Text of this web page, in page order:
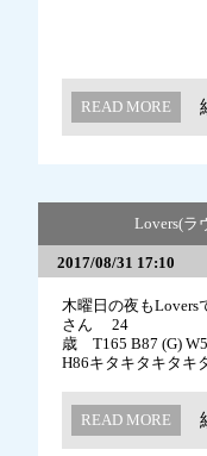
READ MORE
Lovers(ラ
2017/08/31 17:10
木曜日の夜もLovers
さん 24
歳 T165 B87 (G)
H86キタキタキタキ
READ MORE